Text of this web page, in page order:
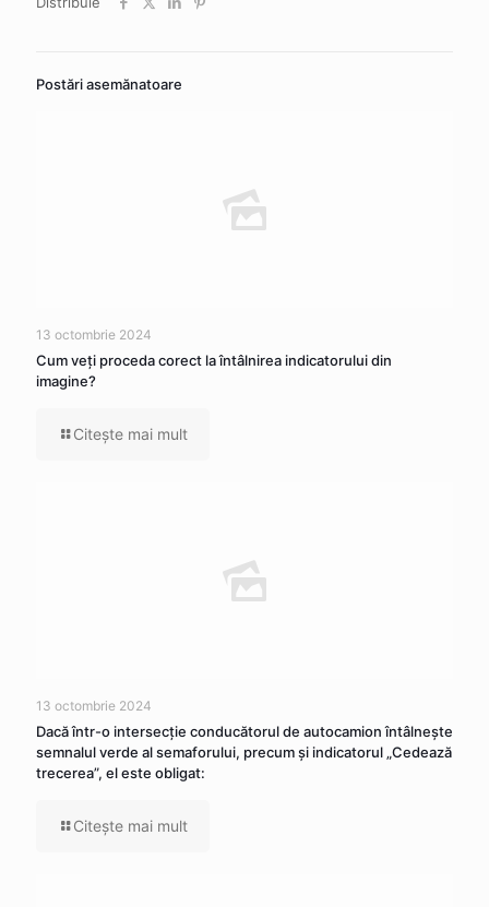
Postări asemănatoare
13 octombrie 2024
Cum veţi proceda corect la întâlnirea indicatorului din
imagine?
Citeşte mai mult
13 octombrie 2024
Dacă într-o intersecţie conducătorul de autocamion întâlneşte
semnalul verde al semaforului, precum şi indicatorul „Cedează
trecerea”, el este obligat:
Citeşte mai mult